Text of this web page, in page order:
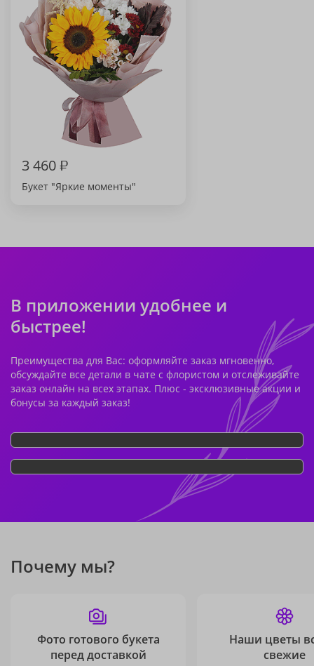
3 460₽
Букет "Яркие моменты"
В приложении удобнее и
быстрее!
Преимущества для Вас: оформляйте заказ мгновенно,
обсуждайте все детали в чате с флористом и отслеживайте
заказ онлайн на всех этапах. Плюс - эксклюзивные акции и
бонусы за каждый заказ!
Почему мы?
Фото готового букета
перед доставкой
Наши цветы
свежие